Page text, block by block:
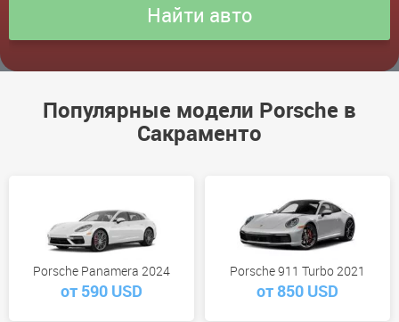
Популярные модели Porsche в
Сакраменто
Porsche Panamera 2024
от 590 USD
Porsche 911 Turbo 2021
от 850 USD